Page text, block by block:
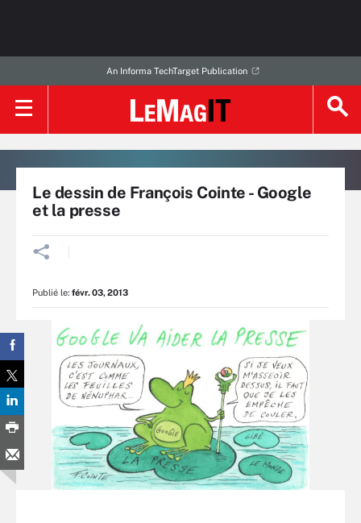
An Informa TechTarget Publication
Le dessin de François Cointe - Google
et la presse
Publié le: févr. 03, 2013